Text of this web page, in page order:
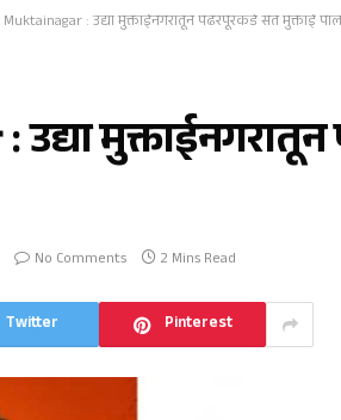
Muktainagar : उद्या मुक्ताईनगरातून पंढरपूरकडे संत मुक्ताई
No Comments 2 Mins Read
Twitter Pinterest